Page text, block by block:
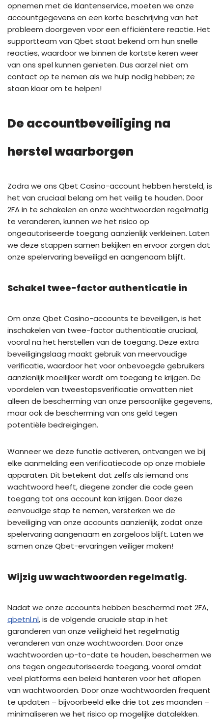
opnemen met de klantenservice, moeten we onze
accountgegevens en een korte beschrijving van het
probleem doorgeven voor een efficiëntere reactie. Het
supportteam van Qbet staat bekend om hun snelle
reacties, waardoor we binnen de kortste keren weer
van ons spel kunnen genieten. Dus aarzel niet om
contact op te nemen als we hulp nodig hebben; ze
staan klaar om te helpen!
De accountbeveiliging na
herstel waarborgen
Zodra we ons Qbet Casino-account hebben hersteld, is
het van cruciaal belang om het veilig te houden. Door
2FA in te schakelen en onze wachtwoorden regelmatig
te veranderen, kunnen we het risico op
ongeautoriseerde toegang aanzienlijk verkleinen. Laten
we deze stappen samen bekijken en ervoor zorgen dat
onze spelervaring beveiligd en aangenaam blijft.
Schakel twee-factor authenticatie in
Om onze Qbet Casino-accounts te beveiligen, is het
inschakelen van twee-factor authenticatie cruciaal,
vooral na het herstellen van de toegang. Deze extra
beveiligingslaag maakt gebruik van meervoudige
verificatie, waardoor het voor onbevoegde gebruikers
aanzienlijk moeilijker wordt om toegang te krijgen. De
voordelen van tweestapsverificatie omvatten niet
alleen de bescherming van onze persoonlijke gegevens,
maar ook de bescherming van ons geld tegen
potentiële bedreigingen.
Wanneer we deze functie activeren, ontvangen we bij
elke aanmelding een verificatiecode op onze mobiele
apparaten. Dit betekent dat zelfs als iemand ons
wachtwoord heeft, diegene zonder die code geen
toegang tot ons account kan krijgen. Door deze
eenvoudige stap te nemen, versterken we de
beveiliging van onze accounts aanzienlijk, zodat onze
spelervaring aangenaam en zorgeloos blijft. Laten we
samen onze Qbet-ervaringen veiliger maken!
Wijzig uw wachtwoorden regelmatig.
Nadat we onze accounts hebben beschermd met 2FA,
qbetnl.nl, is de volgende cruciale stap in het
garanderen van onze veiligheid het regelmatig
veranderen van onze wachtwoorden. Door onze
wachtwoorden up-to-date te houden, beschermen we
ons tegen ongeautoriseerde toegang, vooral omdat
veel platforms een beleid hanteren voor het aflopen
van wachtwoorden. Door onze wachtwoorden frequent
te updaten – bijvoorbeeld elke drie tot zes maanden –
minimaliseren we het risico op mogelijke datalekken.